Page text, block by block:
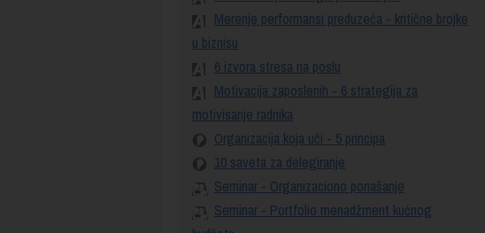
Merenje performansi preduzeća - kritične brojke
u biznisu
6 izvora stresa na poslu
Motivacija zaposlenih - 6 strategija za
motivisanje radnika
Organizacija koja uči - 5 principa
10 saveta za delegiranje
Seminar - Organizaciono ponašanje
Seminar - Portfolio menadžment kućnog